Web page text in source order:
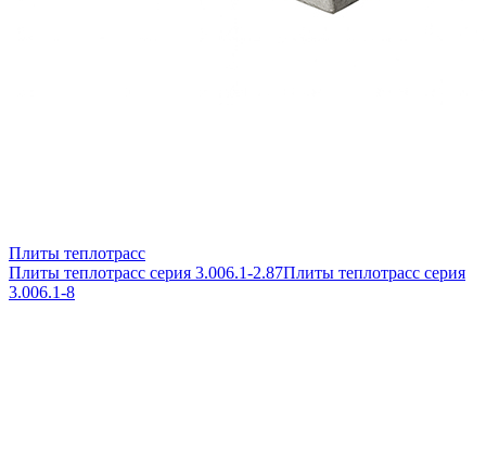
Плиты теплотрасс
Плиты теплотрасс серия 3.006.1-2.87Плиты теплотрасс серия
3.006.1-8